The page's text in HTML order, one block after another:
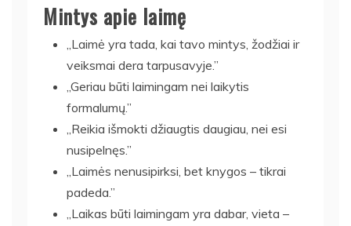
Mintys apie laimę
„Laimė yra tada, kai tavo mintys, žodžiai ir
veiksmai dera tarpusavyje.”
„Geriau būti laimingam nei laikytis
formalumų.”
„Reikia išmokti džiaugtis daugiau, nei esi
nusipelnęs.”
„Laimės nenusipirksi, bet knygos – tikrai
padeda.”
„Laikas būti laimingam yra dabar, vieta –